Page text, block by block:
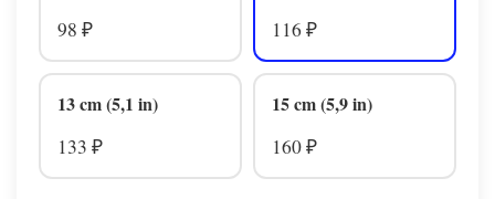
98 ₽
116 ₽
13 cm (5,1 in)
133 ₽
15 cm (5,9 in)
160 ₽